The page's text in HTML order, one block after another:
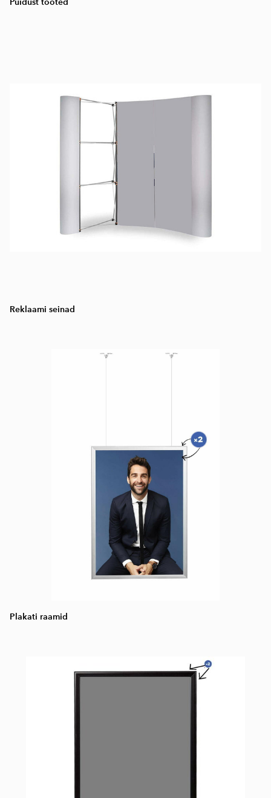
Puidust tooted
Reklaami seinad
Plakati raamid